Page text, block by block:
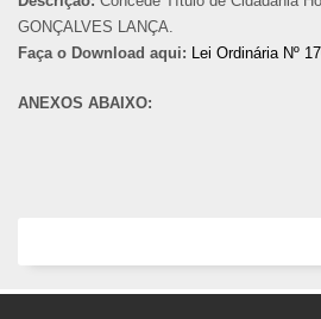
GONÇALVES LANÇA.
Faça o Download aqui: Lei Ordinária Nº
ANEXOS ABAIXO: